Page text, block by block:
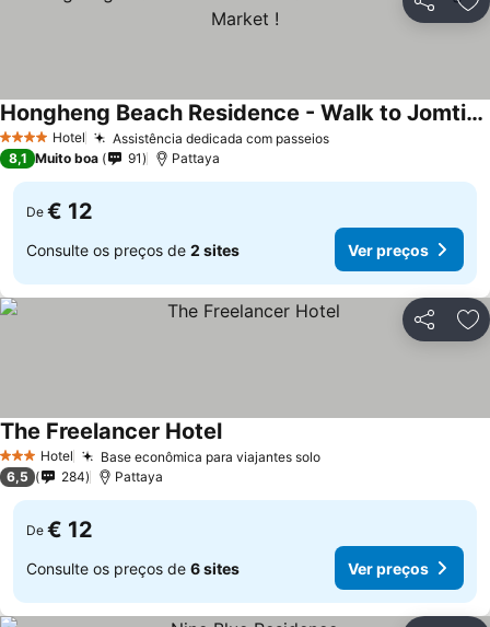
Partilhar
4 EstrelasHotel Assistência dedicada com passeios
Hongheng Beach Residence - Walk to Jomtien & Night Market !
8,1 Muito boa 91 Pattaya
De € 12
Consulte os preços de 2 sites Ver preços
Partilhar
3 EstrelasHotel Base econômica para viajantes solo
The Freelancer Hotel
6,5 284 Pattaya
De € 12
Consulte os preços de 6 sites Ver preços